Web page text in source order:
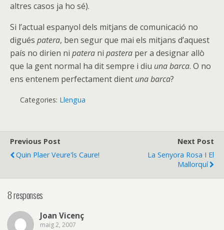
altres casos ja ho sé).
Si l’actual espanyol dels mitjans de comunicació no
digués patera, ben segur que mai els mitjans d’aquest
país no dirien ni patera ni pastera per a designar allò
que la gent normal ha dit sempre i diu una barca. O no
ens entenem perfectament dient una barca?
Categories: Llengua
Previous Post
Quin Plaer Veure'ls Caure!
Next Post
La Senyora Rosa I El
Mallorquí
8 responses
Joan Vicenç
maig 2, 2007